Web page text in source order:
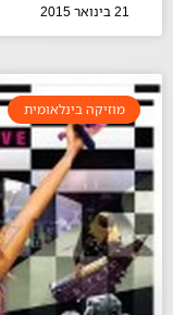
21 בינואר 2015
מוזיקה בינלאומית